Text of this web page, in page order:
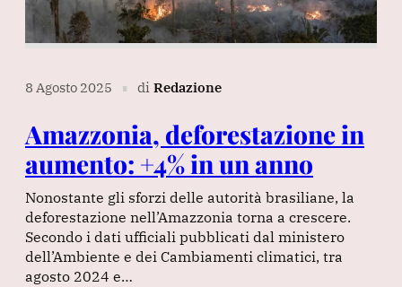
8 Agosto 2025 ∎ di Redazione
Amazzonia, deforestazione in
aumento: +4% in un anno
Nonostante gli sforzi delle autorità brasiliane, la
deforestazione nell’Amazzonia torna a crescere.
Secondo i dati ufficiali pubblicati dal ministero
dell’Ambiente e dei Cambiamenti climatici, tra
agosto 2024 e…